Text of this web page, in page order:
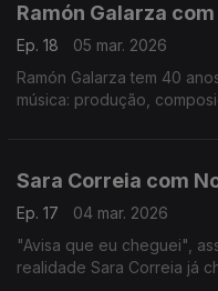
Ramón Galarza
Ep. 18
05 mar. 2026
Ramón Galarza tem 40
música: produção,
Sara Correia com
Ep. 17
04 mar. 2026
"Avisa que eu cheguei",
realidade Sara Correia já